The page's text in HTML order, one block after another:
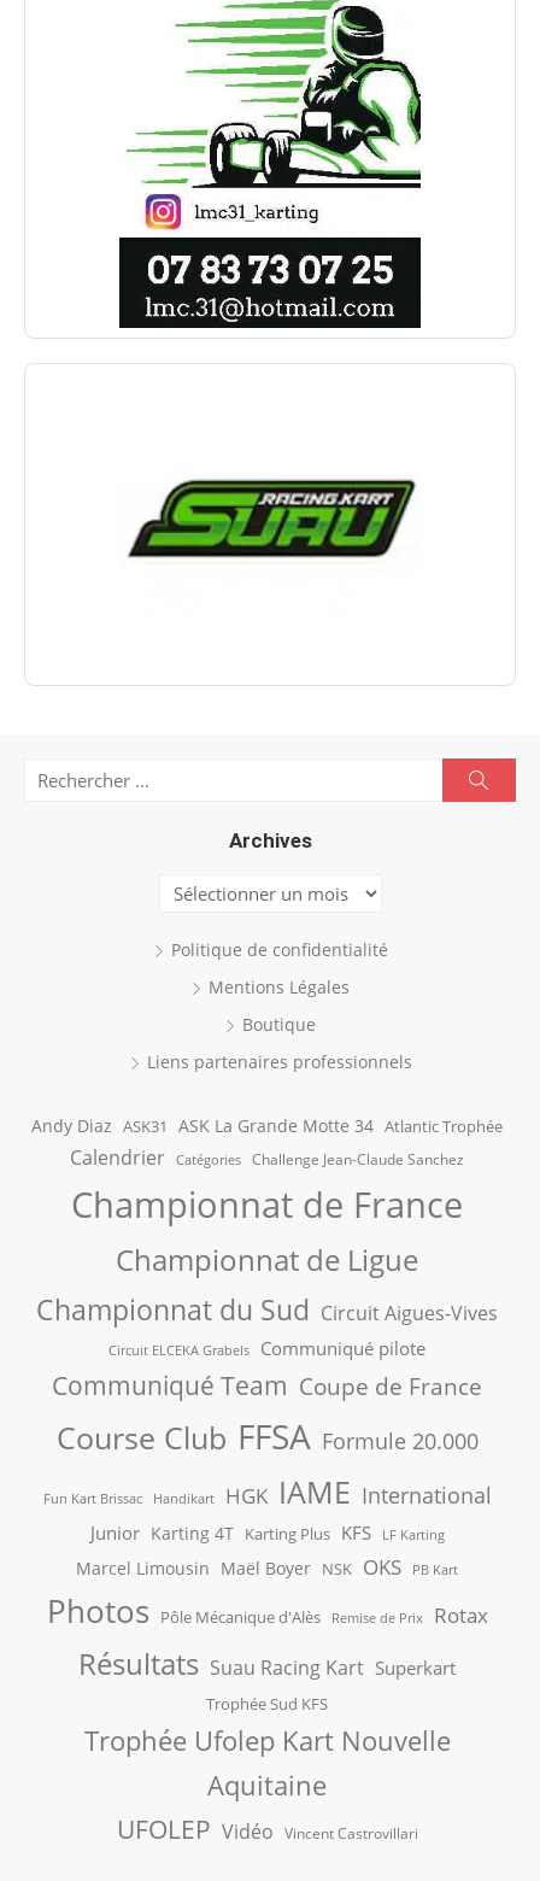
Archives
Archives
Politique de confidentialité
Mentions Légales
Boutique
Liens partenaires professionnels
Andy Diaz ASK31 ASK La Grande Motte 34 Atlantic Trophée
Calendrier Catégories Challenge Jean-Claude Sanchez
Championnat de France
Championnat de Ligue
Championnat du Sud Circuit Aigues-Vives
Circuit ELCEKA Grabels Communiqué pilote
Communiqué Team Coupe de France
Course Club FFSA Formule 20.000
Fun Kart Brissac Handikart HGK IAME International
Junior Karting 4T Karting Plus KFS LF Karting
Marcel Limousin Maël Boyer NSK OKS PB Kart
Photos Pôle Mécanique d'Alès Remise de Prix Rotax
Résultats Suau Racing Kart Superkart
Trophée Sud KFS
Trophée Ufolep Kart Nouvelle
Aquitaine
UFOLEP Vidéo Vincent Castrovillari